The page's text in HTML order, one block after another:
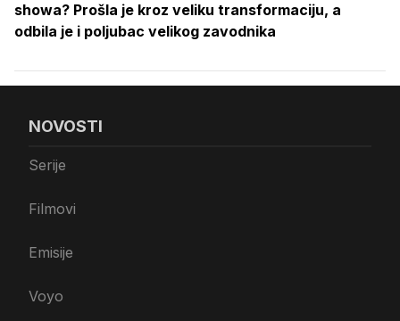
showa? Prošla je kroz veliku transformaciju, a
odbila je i poljubac velikog zavodnika
NOVOSTI
Serije
Filmovi
Emisije
Voyo